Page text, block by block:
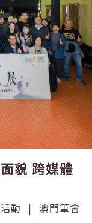
貌 跨媒體
活動 | 澳門筆會